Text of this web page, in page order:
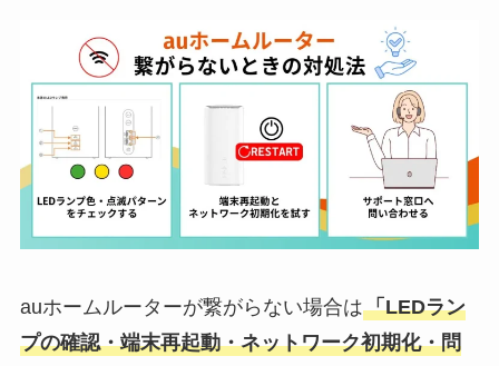
auホームルーターが繋がらない場合は「LEDラン
プの確認・端末再起動・ネットワーク初期化・問